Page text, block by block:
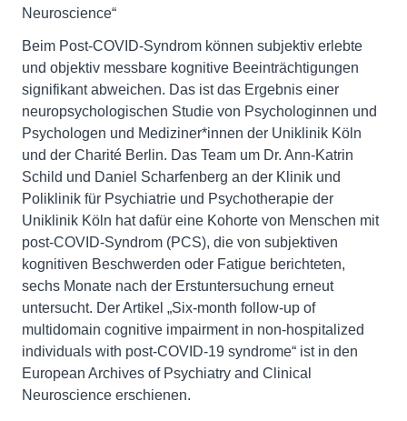
Neuroscience“
Beim Post-COVID-Syndrom können subjektiv erlebte
und objektiv messbare kognitive Beeinträchtigungen
signifikant abweichen. Das ist das Ergebnis einer
neuropsychologischen Studie von Psychologinnen und
Psychologen und Mediziner*innen der Uniklinik Köln
und der Charité Berlin. Das Team um Dr. Ann-Katrin
Schild und Daniel Scharfenberg an der Klinik und
Poliklinik für Psychiatrie und Psychotherapie der
Uniklinik Köln hat dafür eine Kohorte von Menschen mit
post-COVID-Syndrom (PCS), die von subjektiven
kognitiven Beschwerden oder Fatigue berichteten,
sechs Monate nach der Erstuntersuchung erneut
untersucht. Der Artikel „Six-month follow-up of
multidomain cognitive impairment in non-hospitalized
individuals with post-COVID-19 syndrome“ ist in den
European Archives of Psychiatry and Clinical
Neuroscience erschienen.